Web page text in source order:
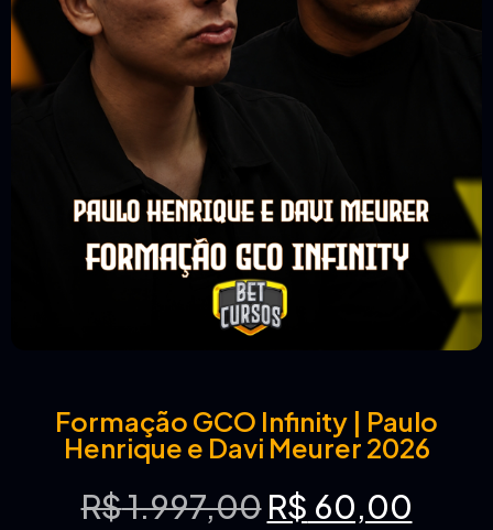
Formação GCO Infinity | Paulo
Henrique e Davi Meurer 2026
R$1.997,00 R$ 60,00